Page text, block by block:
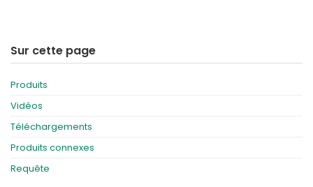
Sur cette page
Produits
Vidéos
Téléchargements
Produits connexes
Requête